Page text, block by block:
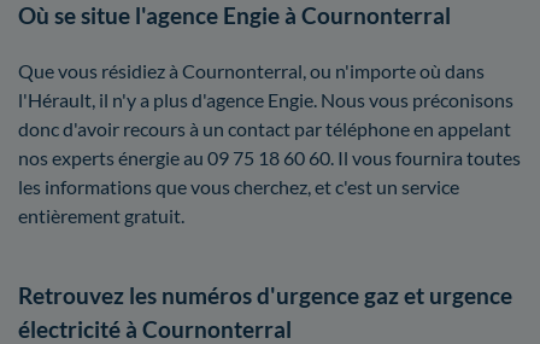
Où se situe l'agence Engie à Cournonterral
Que vous résidiez à Cournonterral, ou n'importe où dans
l'Hérault, il n'y a plus d'agence Engie. Nous vous préconisons
donc d'avoir recours à un contact par téléphone en appelant
nos experts énergie au 09 75 18 60 60. Il vous fournira toutes
les informations que vous cherchez, et c'est un service
entièrement gratuit.
Retrouvez les numéros d'urgence gaz et urgence
électricité à Cournonterral